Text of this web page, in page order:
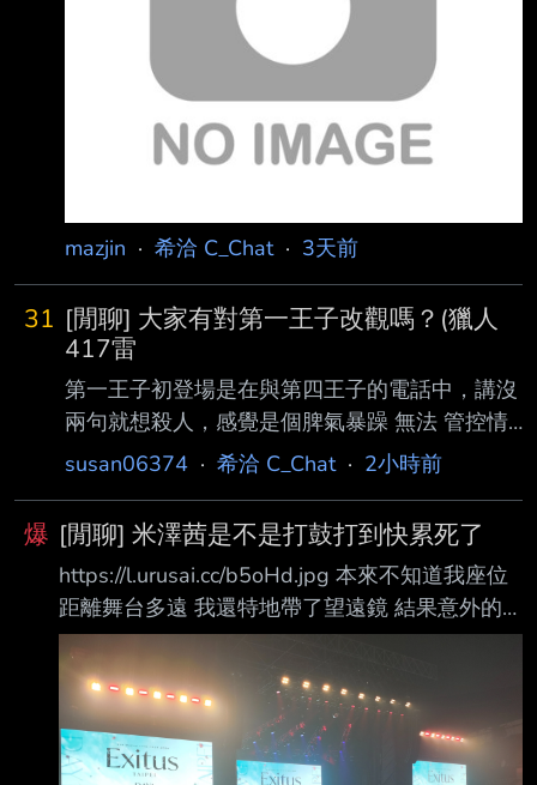
有正常舉辦，LIVE文將於8/7晚間發出 3. 由於我
沒有要做下屆板主 8/9待LIVE文發出後，會請板
主幫我置底 --
mazjin · 希洽 C_Chat· 3天前
31 [閒聊] 大家有對第一王子改觀嗎？(獵人
417雷
第一王子初登場是在與第四王子的電話中，講沒
兩句就想殺人，感覺是個脾氣暴躁 無法 管控情
緒的巨嬰。掌握軍隊大權，從十四王子的女僕口
一王子班傑明的內心戲，對四王子切利多尼希濫
殺無辜的暴行非常厭惡， 也暗自稱讚了老五老
六，評價他們沒有成為國王的氣度也還算公允，
甚至如果證實十四王 子不在船上 也確定沒有繼
承權的情況下 願意網開一面 沒有非要取王子王
妃性命。 軍事強人的個性如果成為國王，要像
九王子哈爾肯堡一樣推動民主改革是不太可能。
應該 還是會以卡丁國的國家發展為優先，佐以
susan06374 · 希洽 C_Chat· 2小時前
爆 [閒聊] 米澤茜是不是打鼓打到快累死了
https://l.urusai.cc/b5oHd.jpg 本來不知道我座位
距離舞台多遠 我還特地帶了望遠鏡 結果意外的
很近 舞台看的很清楚 我看茜姐連續打這麼多快
節奏曲 最後螢幕上看起來一臉燃盡的感覺 哎呀
這個高尾奏音怎麼這麼壞啊 自己在鋼琴上搔首弄
姿擺一堆小表情 拿一張密密麻麻的黑紙給茜姐就
說是鼓譜 本來明天有事所以只能來Day1 沒想到